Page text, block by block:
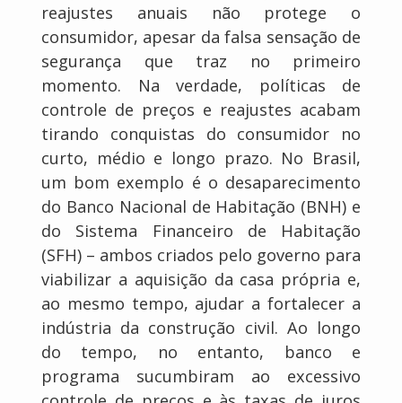
reajustes anuais não protege o
consumidor, apesar da falsa sensação de
segurança que traz no primeiro
momento. Na verdade, políticas de
controle de preços e reajustes acabam
tirando conquistas do consumidor no
curto, médio e longo prazo. No Brasil,
um bom exemplo é o desaparecimento
do Banco Nacional de Habitação (BNH) e
do Sistema Financeiro de Habitação
(SFH) – ambos criados pelo governo para
viabilizar a aquisição da casa própria e,
ao mesmo tempo, ajudar a fortalecer a
indústria da construção civil. Ao longo
do tempo, no entanto, banco e
programa sucumbiram ao excessivo